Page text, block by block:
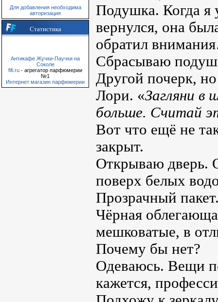
Для добавления необходима
авторизация
Статистика
Антикафе Жучки-Паучки на
Соколе
fifi.ru - агрегатор парфюмерии
№1
Интернет магазин парфюмерии
Подушка. Когда я
вернулся, она
обратил
Сбрасываю
Другой почерк,
Лори. «Загляни в
больше. Считай
Вот что ещё не
закрыт.
Открываю дверь.
поверх белых
Прозрачный
Чёрная
мешковатые, в
Почему бы нет?
Одеваюсь. Вещи
кажется,